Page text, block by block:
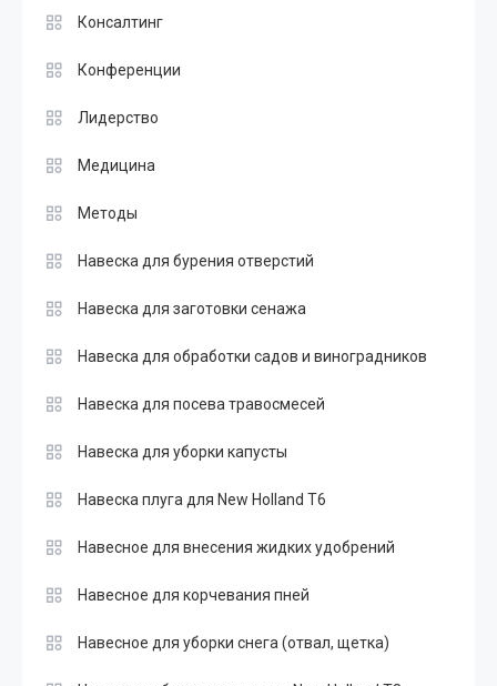
Консалтинг
Конференции
Лидерство
Медицина
Методы
Навеска для бурения отверстий
Навеска для заготовки сенажа
Навеска для обработки садов и виноградников
Навеска для посева травосмесей
Навеска для уборки капусты
Навеска плуга для New Holland T6
Навесное для внесения жидких удобрений
Навесное для корчевания пней
Навесное для уборки снега (отвал, щетка)